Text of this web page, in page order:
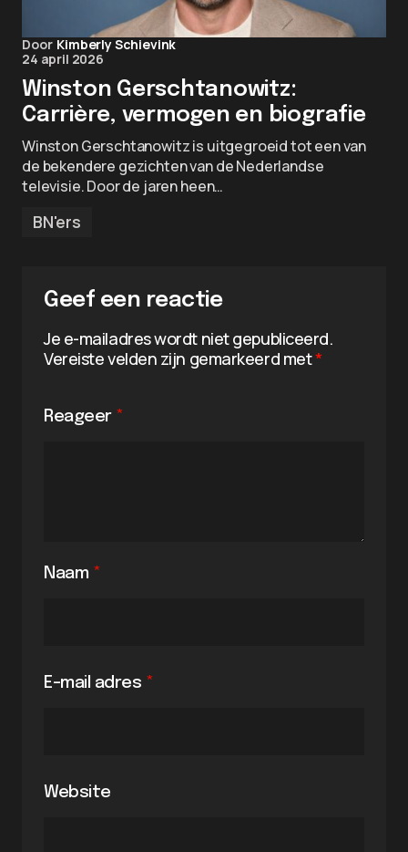
Door Kimberly Schievink
24 april 2026
Winston Gerschtanowitz:
Carrière, vermogen en biografie
Winston Gerschtanowitz is uitgegroeid tot een van
de bekendere gezichten van de Nederlandse
televisie. Door de jaren heen…
BN'ers
Geef een reactie
Je e-mailadres wordt niet gepubliceerd.
Vereiste velden zijn gemarkeerd met*
Reageer *
Naam *
E-mail adres *
Website